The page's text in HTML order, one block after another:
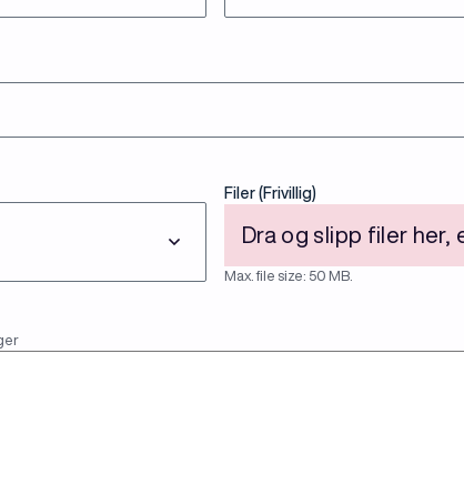
Filer (Frivillig)
Dra og slipp filer her,
Max. file size: 50 MB.